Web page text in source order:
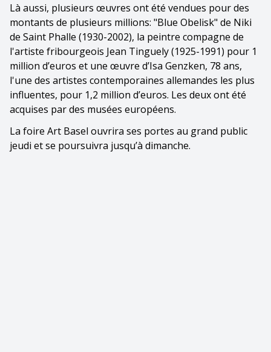
Là aussi, plusieurs œuvres ont été vendues pour des
montants de plusieurs millions: "Blue Obelisk" de Niki
de Saint Phalle (1930-2002), la peintre compagne de
l'artiste fribourgeois Jean Tinguely (1925-1991) pour 1
million d’euros et une œuvre d’Isa Genzken, 78 ans,
l'une des artistes contemporaines allemandes les plus
influentes, pour 1,2 million d’euros. Les deux ont été
acquises par des musées européens.
La foire Art Basel ouvrira ses portes au grand public
jeudi et se poursuivra jusqu’à dimanche.